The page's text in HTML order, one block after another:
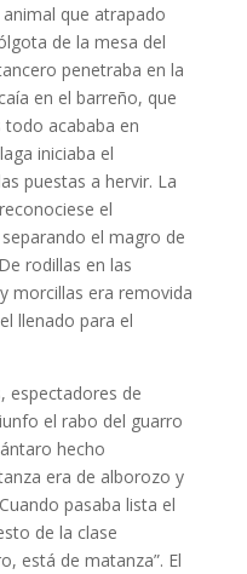
que atrapado
de la mesa del
penetraba en la
en el barreño, que
acababa en
iniciaba el
puestas a hervir. La
el
el magro de
rodillas en las
morcillas era removida
llenado para el
espectadores de
el rabo del guarro
hecho
era de alborozo y
pasaba lista el
de la clase
está de matanza”. El